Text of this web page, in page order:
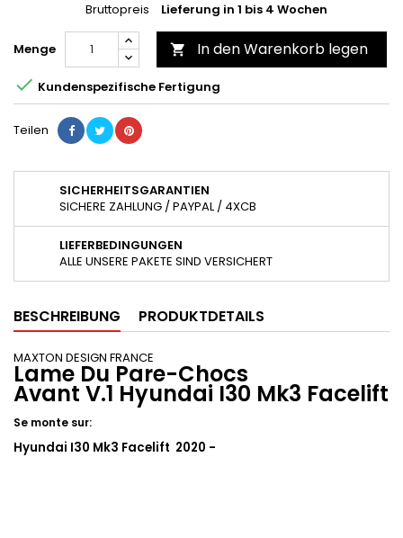
Bruttopreis Lieferung in 1 bis 4 Wochen
Menge  In den Warenkorb legen
 Kundenspezifische Fertigung
Teilen
SICHERHEITSGARANTIEN
SICHERE ZAHLUNG / PAYPAL / 4XCB
LIEFERBEDINGUNGEN
ALLE UNSERE PAKETE SIND VERSICHERT
BESCHREIBUNG PRODUKTDETAILS
MAXTON DESIGN FRANCE
Lame Du Pare-Chocs
Avant V.1 Hyundai I30 Mk3 Facelift
Se monte sur:
Hyundai I30 Mk3 Facelift 2020 -